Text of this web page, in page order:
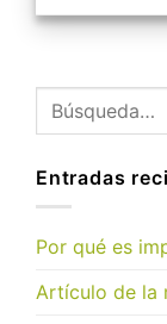
Entradas
Por qué es
Artículo de la